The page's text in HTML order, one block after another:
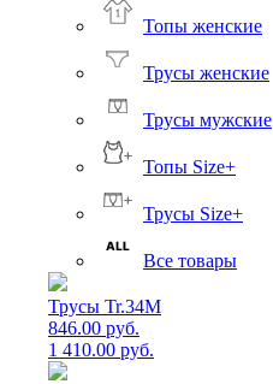
Топы женские
Трусы женские
Трусы мужские
Топы Size+
Трусы Size+
Все товары
Трусы Tr.34M
846.00 руб.
1 410.00 руб.